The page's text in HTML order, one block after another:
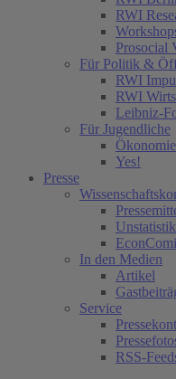
RWI
Prosocial
Für Politik &
RWI
RWI
Leibniz-
Für Jugendliche
Yes!
Presse
Unstatistik
In den Medien
Artikel
Service
RSS-